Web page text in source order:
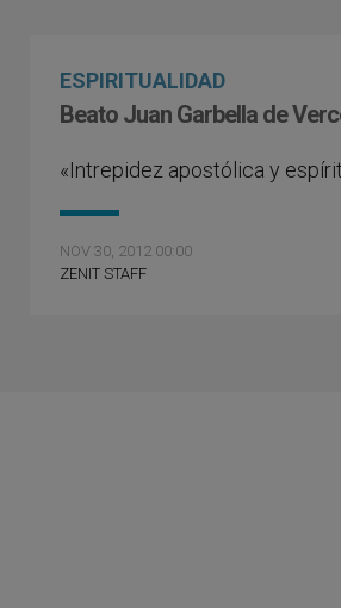
ESPIRITUALIDAD
Beato Juan Garbella de
«Intrepidez apostólica y
NOV 30, 2012 00:00
ZENIT STAFF